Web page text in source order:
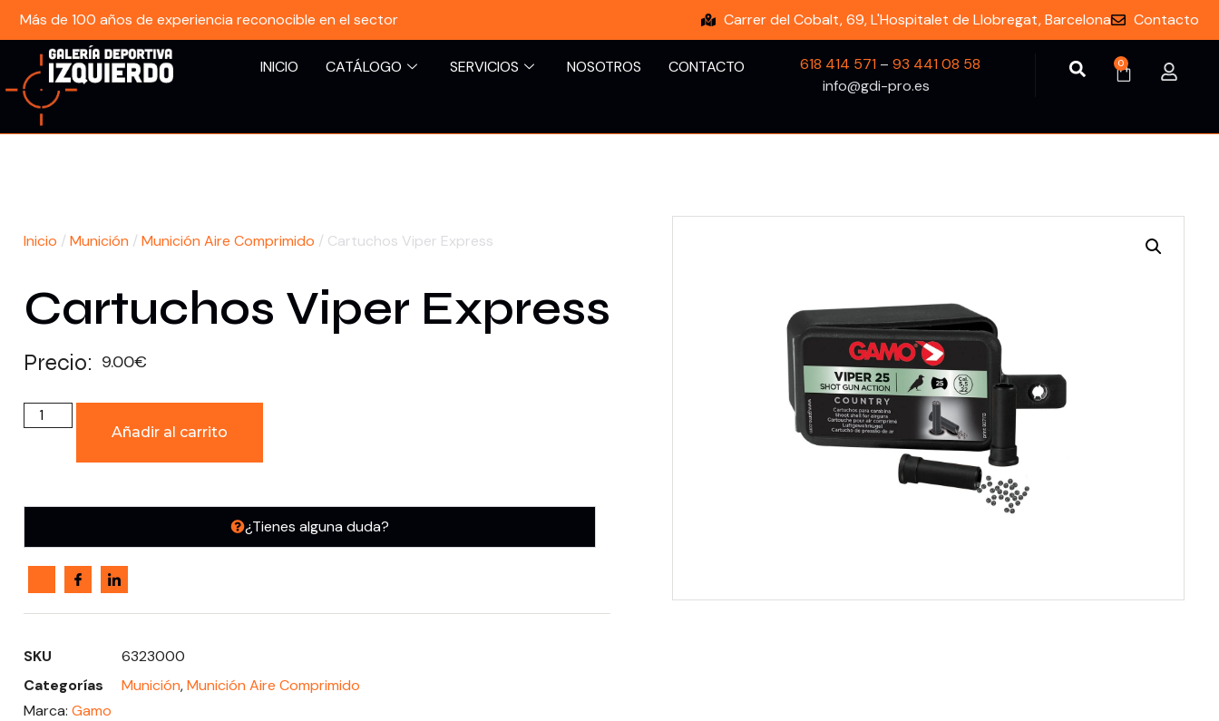
Más de 100 años de experiencia reconocible en el sector Carrer del Cobalt, 69, L'Hospitalet de Llobregat, Barcelona Contacto
INICIO CATÁLOGO SERVICIOS NOSOTROS CONTACTO 618 414 571 –93 441 08 58
info@gdi-pro.es
0
Inicio / Munición / Munición Aire Comprimido / Cartuchos Viper Express
Cartuchos Viper Express
Precio: 9.00€
Añadir al carrito
¿Tienes alguna duda?
SKU
6323000
Categorías
Munición,Munición Aire Comprimido
Marca: Gamo